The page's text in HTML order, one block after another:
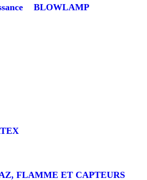
BLOWLAMP
FLAMME ET CAPTEURS